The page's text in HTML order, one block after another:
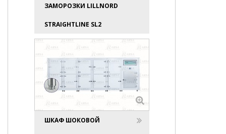
ЗАМОРОЗКИ LILLNORD
STRAIGHTLINE SL2
ШКАФ ШОКОВОЙ